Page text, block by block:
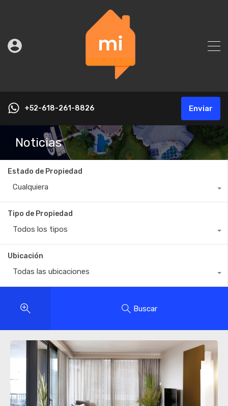
+52-618-261-8826 Enviar
Noticias
Estado de Propiedad
Cualquiera
Tipo de Propiedad
Todos los tipos
Ubicación
Todas las ubicaciones
Buscar